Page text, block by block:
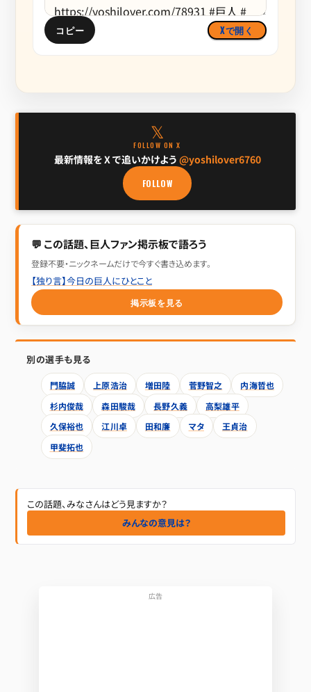
コピー Xで開く
𝕏
FOLLOW ON X
最新情報を X で追いかけよう @yoshilover6760
FOLLOW
💬 この話題、巨人ファン掲示板で語ろう
登録不要・ニックネームだけで今すぐ書き込めます。
【独り言】今日の巨人にひとこと
掲示板を見る
別の選手も見る
門脇誠 上原浩治 増田陸 菅野智之
内海哲也
杉内俊哉
森田駿哉 長野久義
高梨雄平
久保裕也
江川卓 田和廉 マタ
王貞治
甲斐拓也
この話題、みなさんはどう見ますか？
みんなの意見は？
広告